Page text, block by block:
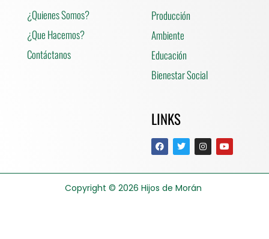
¿Quienes Somos?
¿Que Hacemos?
Contáctanos
Producción
Ambiente
Educación
Bienestar Social
LINKS
Copyright © 2026 Hijos de Morán